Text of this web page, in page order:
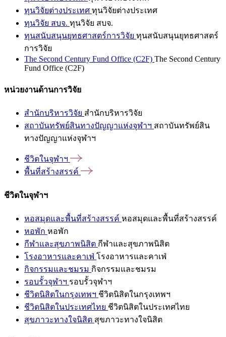
ทุนวิจัยต่างประเทศ ทุนวิจัยต่างประเทศ
ทุนวิจัย สบจ. ทุนวิจัย สบจ.
ทุนสนับสนุนยุทธศาสตร์การวิจัย ทุนสนับสนุนยุทธศาสตร์
การวิจัย
The Second Century Fund Office (C2F) The Second Century
Fund Office (C2F)
หน่วยงานด้านการวิจัย
สำนักบริหารวิจัย สำนักบริหารวิจัย
สถาบันทรัพย์สินทางปัญญาแห่งจุฬาฯ สถาบันทรัพย์สิน
ทางปัญญาแห่งจุฬาฯ
ชีวิตในจุฬาฯ
พื้นที่สร้างสรรค์
ชีวิตในจุฬาฯ
หอสมุดและพื้นที่สร้างสรรค์ หอสมุดและพื้นที่สร้างสรรค์
หอพัก หอพัก
กีฬาและสุขภาพนิสิต กีฬาและสุขภาพนิสิต
โรงอาหารและคาเฟ่ โรงอาหารและคาเฟ่
กิจกรรมและชมรม กิจกรรมและชมรม
รอบรั้วจุฬาฯ รอบรั้วจุฬาฯ
ชีวิตนิสิตในกรุงเทพฯ ชีวิตนิสิตในกรุงเทพฯ
ชีวิตนิสิตในประเทศไทย ชีวิตนิสิตในประเทศไทย
สุขภาวะทางใจนิสิต สุขภาวะทางใจนิสิต